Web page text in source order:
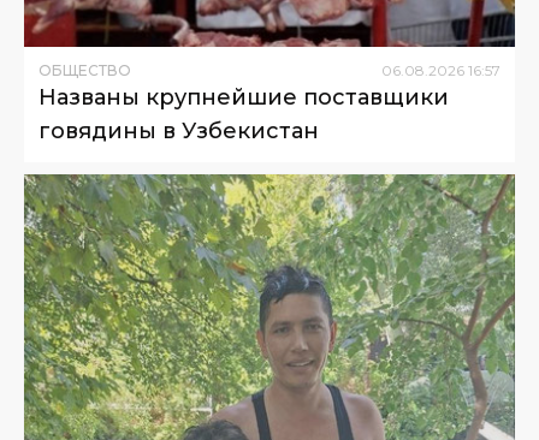
ОБЩЕСТВО 06 08 2026 16:57
Названы крупнейшие поставщики
говядины в Узбекистан